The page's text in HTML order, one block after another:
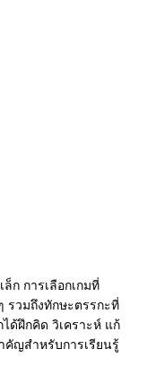
ก การเลือกเกมที่
รวมถึงทักษะตรรกะที่
ด้ฝึกคิด วิเคราะห์ แก้
ญสำหรับการเรียนรู้